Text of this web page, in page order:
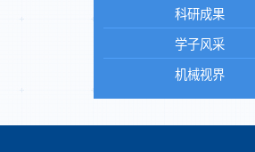
科研成果
学子风采
机械视界